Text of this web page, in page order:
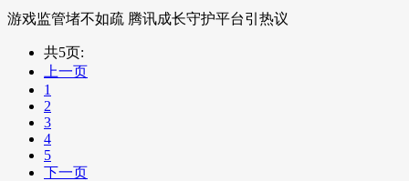
游戏监管堵不如疏 腾讯成长守护平台引热议
共5页:
上一页
1
2
3
4
5
下一页